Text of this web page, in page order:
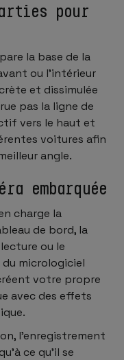
pour
la base de la
ou l'intérieur
et dissimulée
pas la ligne de
vers le haut et
voitures afin
angle.
embarquée
charge la
de bord, la
ou le
micrologiciel
votre propre
avec des effets
l'enregistrement
ce qu'il se